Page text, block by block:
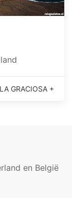
LA GRACIOSA +
en België